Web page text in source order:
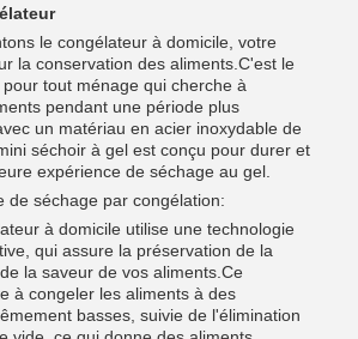
le congélateur à domicile, votre
la conservation des aliments.C'est le
tout ménage qui cherche à
pendant une période plus
un matériau en acier inoxydable de
séchoir à gel est conçu pour durer et
expérience de séchage au gel.
de séchage par congélation:
à domicile utilise une technologie
qui assure la préservation de la
la saveur de vos aliments.Ce
à congeler les aliments à des
basses, suivie de l'élimination